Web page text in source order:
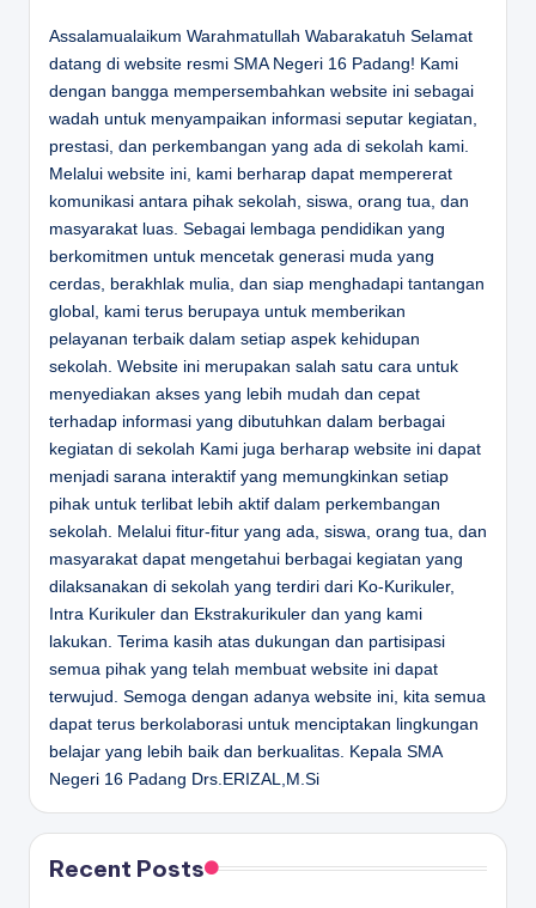
Assalamualaikum Warahmatullah Wabarakatuh Selamat
datang di website resmi SMA Negeri 16 Padang! Kami
dengan bangga mempersembahkan website ini sebagai
wadah untuk menyampaikan informasi seputar kegiatan,
prestasi, dan perkembangan yang ada di sekolah kami.
Melalui website ini, kami berharap dapat mempererat
komunikasi antara pihak sekolah, siswa, orang tua, dan
masyarakat luas. Sebagai lembaga pendidikan yang
berkomitmen untuk mencetak generasi muda yang
cerdas, berakhlak mulia, dan siap menghadapi tantangan
global, kami terus berupaya untuk memberikan
pelayanan terbaik dalam setiap aspek kehidupan
sekolah. Website ini merupakan salah satu cara untuk
menyediakan akses yang lebih mudah dan cepat
terhadap informasi yang dibutuhkan dalam berbagai
kegiatan di sekolah Kami juga berharap website ini dapat
menjadi sarana interaktif yang memungkinkan setiap
pihak untuk terlibat lebih aktif dalam perkembangan
sekolah. Melalui fitur-fitur yang ada, siswa, orang tua, dan
masyarakat dapat mengetahui berbagai kegiatan yang
dilaksanakan di sekolah yang terdiri dari Ko-Kurikuler,
Intra Kurikuler dan Ekstrakurikuler dan yang kami
lakukan. Terima kasih atas dukungan dan partisipasi
semua pihak yang telah membuat website ini dapat
terwujud. Semoga dengan adanya website ini, kita semua
dapat terus berkolaborasi untuk menciptakan lingkungan
belajar yang lebih baik dan berkualitas. Kepala SMA
Negeri 16 Padang Drs.ERIZAL,M.Si
Recent Posts